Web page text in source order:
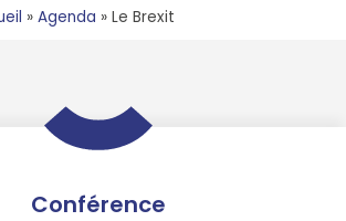
» Agenda » Le Brexit
Conférence